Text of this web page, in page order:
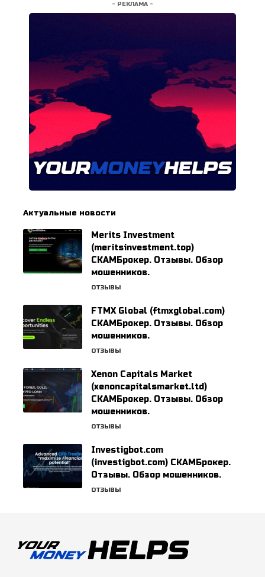
- РЕКЛАМА -
Актуальные новости
Merits Investment
(meritsinvestment.top)
СКАМБрокер. Отзывы. Обзор
мошенников.
ОТЗЫВЫ
FTMX Global (ftmxglobal.com)
СКАМБрокер. Отзывы. Обзор
мошенников.
ОТЗЫВЫ
Xenon Capitals Market
(xenoncapitalsmarket.ltd)
СКАМБрокер. Отзывы. Обзор
мошенников.
ОТЗЫВЫ
Investigbot.com
(investigbot.com) СКАМБрокер.
Отзывы. Обзор мошенников.
ОТЗЫВЫ